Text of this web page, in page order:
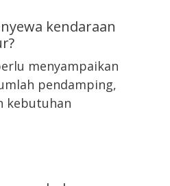
kendaraan
menyampaikan
pendamping,
kebutuhan